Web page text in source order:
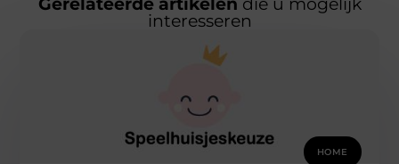
interesseren
HOME